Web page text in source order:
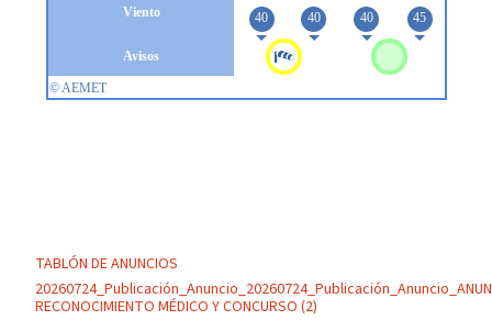
TABLÓN DE ANUNCIOS
RECONOCIMIENTO MÉDICO Y CONCURSO (2)